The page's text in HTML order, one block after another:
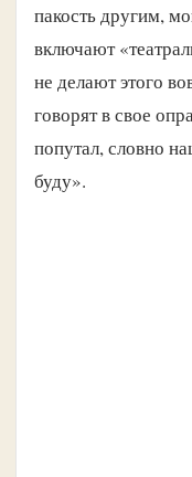
пакость другим,
включают
не делают этого
говорят в свое
попутал, словно
буду».